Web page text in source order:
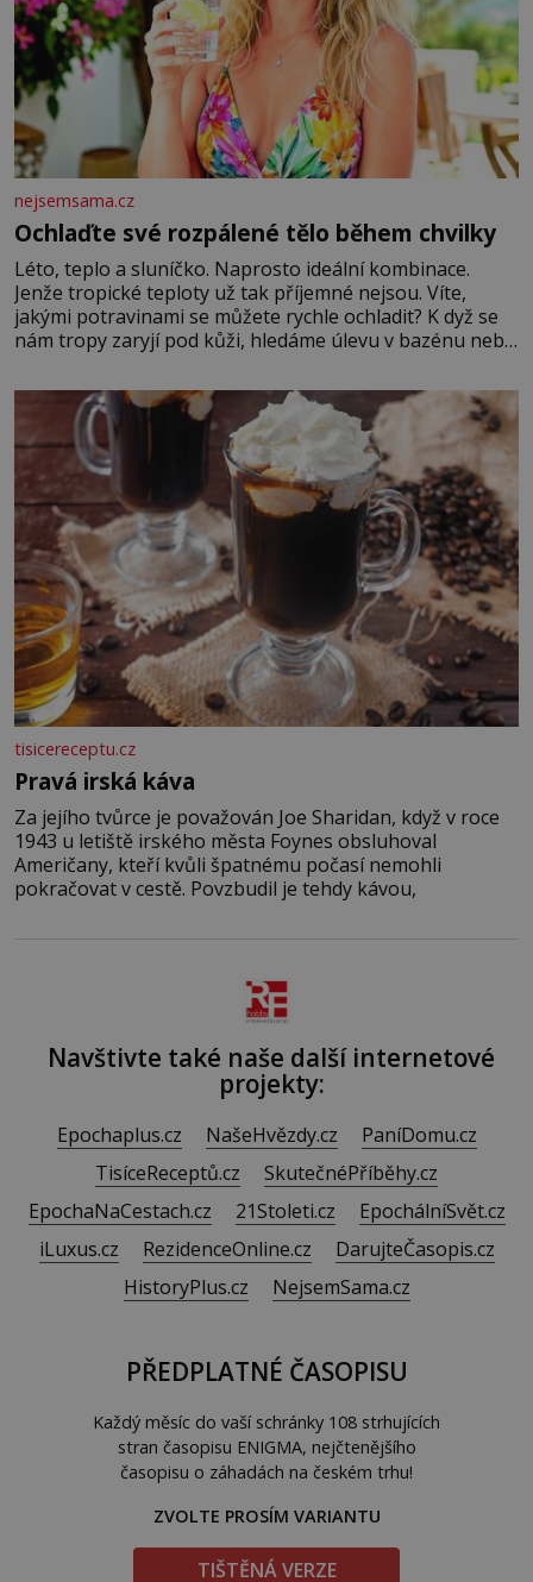
nejsemsama.cz
Ochlaďte své rozpálené tělo během chvilky
Léto, teplo a sluníčko. Naprosto ideální kombinace.
Jenže tropické teploty už tak příjemné nejsou. Víte,
jakými potravinami se můžete rychle ochladit? K dyž se
nám tropy zaryjí pod kůži, hledáme úlevu v bazénu nebo
blízkosti. Nemusíte však zoufat. Pokud budete mít
promyšlený jídelníček, žadné pařáky si na vás
tisicereceptu.cz
Pravá irská káva
Za jejího tvůrce je považován Joe Sharidan, když v roce
1943 u letiště irského města Foynes obsluhoval
Američany, kteří kvůli špatnému počasí nemohli
pokračovat v cestě. Povzbudil je tehdy kávou,
Navštivte také naše další internetové
projekty:
Epochaplus.cz NašeHvězdy.cz
PaníDomu.cz
TisíceReceptů.cz
SkutečnéPříběhy.cz
EpochaNaCestach.cz
21Stoleti.cz
EpochálníSvět.cz
iLuxus.cz
RezidenceOnline.cz
DarujteČasopis.cz
HistoryPlus.cz
NejsemSama.cz
PŘEDPLATNÉ ČASOPISU
Každý měsíc do vaší schránky 108 strhujících
stran časopisu ENIGMA, nejčtenějšího
časopisu o záhadách na českém trhu!
ZVOLTE PROSÍM VARIANTU
TIŠTĚNÁ VERZE